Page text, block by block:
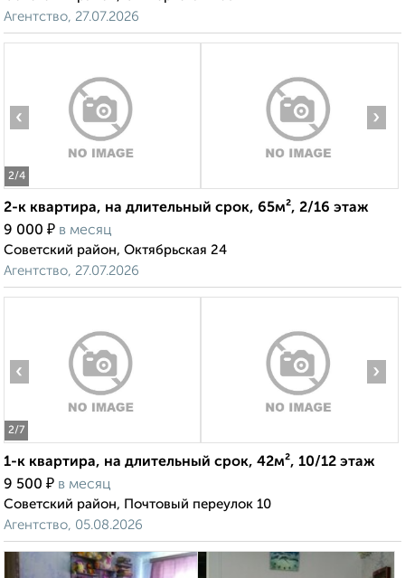
Агентство, 27.07.2026
2/4
‹ ›
2-к квартира, на длительный срок, 65м², 2/16 этаж
9 000 ₽ в месяц
Советский район, Октябрьская 24
Агентство, 27.07.2026
2/7
‹ ›
1-к квартира, на длительный срок, 42м², 10/12 этаж
9 500 ₽ в месяц
Советский район, Почтовый переулок 10
Агентство, 05.08.2026